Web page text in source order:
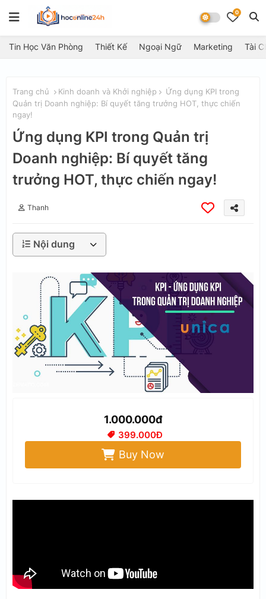
0
Tin Học Văn Phòng Thiết Kế Ngoại Ngữ Marketing Tài
Trang chủ Kinh doanh và Khởi nghiệp
Ứng dụng KPI trong
Quản trị Doanh nghiệp: Bí quyết tăng trưởng HOT, thực chiến
ngay!
Ứng dụng KPI trong Quản trị
Doanh nghiệp: Bí quyết tăng
trưởng HOT, thực chiến ngay!
Thanh
Nội dung
1.000.000đ
399.000Đ
Buy Now